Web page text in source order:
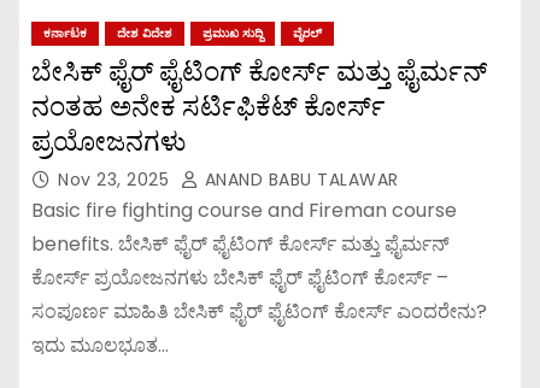
ಕರ್ನಾಟಕ ದೇಶ ವಿದೇಶ ಪ್ರಮುಖ ಸುದ್ದಿ ವೈರಲ್
ಬೇಸಿಕ್ ಫೈರ್ ಫೈಟಿಂಗ್ ಕೋರ್ಸ್ ಮತ್ತು ಫೈರ್ಮನ್
ನಂತಹ ಅನೇಕ ಸರ್ಟಿಫಿಕೆಟ್ ಕೋರ್ಸ್
ಪ್ರಯೋಜನಗಳು
Nov 23, 2025 ANAND BABU TALAWAR
Basic fire fighting course and Fireman course
benefits. ಬೇಸಿಕ್ ಫೈರ್ ಫೈಟಿಂಗ್ ಕೋರ್ಸ್ ಮತ್ತು ಫೈರ್ಮನ್
ಕೋರ್ಸ್ ಪ್ರಯೋಜನಗಳು ಬೇಸಿಕ್ ಫೈರ್ ಫೈಟಿಂಗ್ ಕೋರ್ಸ್ –
ಸಂಪೂರ್ಣ ಮಾಹಿತಿ ಬೇಸಿಕ್ ಫೈರ್ ಫೈಟಿಂಗ್ ಕೋರ್ಸ್ ಎಂದರೇನು?
ಇದು ಮೂಲಭೂತ…